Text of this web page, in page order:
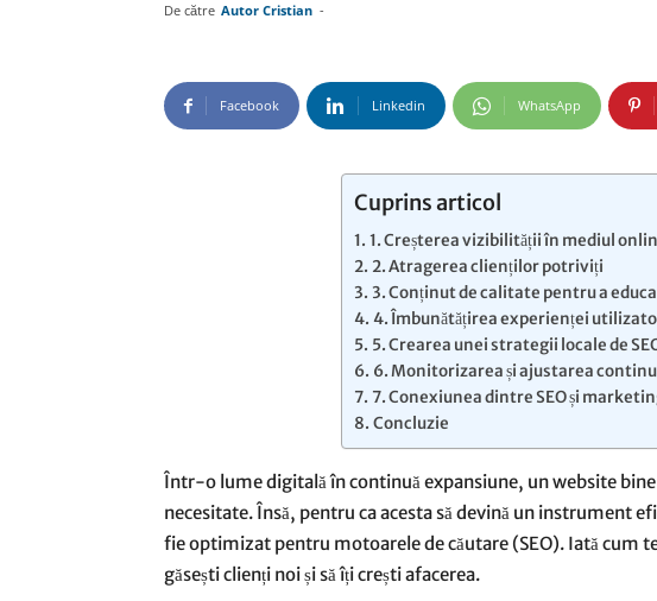
De către Autor Cristian -
Facebook Linkedin WhatsApp
Cuprins articol
1. Creșterea vizibilității în mediul
2. Atragerea clienților potriviți
3. Conținut de calitate pentru a
4. Îmbunătățirea experienței
5. Crearea unei strategii locale de
6. Monitorizarea și ajustarea
7. Conexiunea dintre SEO și
Concluzie
Într-o lume digitală în continuă expansiune, un website
necesitate. Însă, pentru ca acesta să devină un instrument
fie optimizat pentru motoarele de căutare (SEO). Iată cum
găsești clienți noi și să îți crești afacerea.